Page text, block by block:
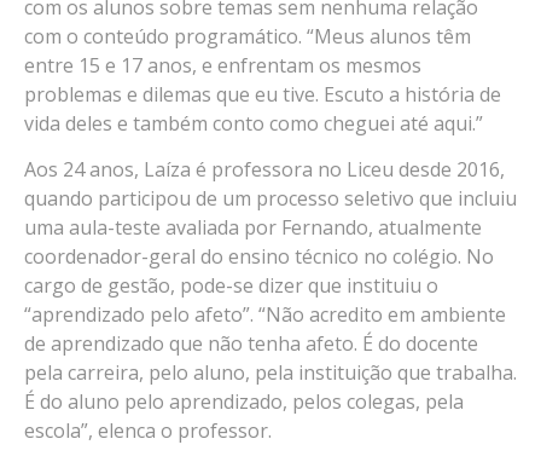
com os alunos sobre temas sem nenhuma relação
com o conteúdo programático. “Meus alunos têm
entre 15 e 17 anos, e enfrentam os mesmos
problemas e dilemas que eu tive. Escuto a história de
vida deles e também conto como cheguei até aqui.”
Aos 24 anos, Laíza é professora no Liceu desde 2016,
quando participou de um processo seletivo que incluiu
uma aula-teste avaliada por Fernando, atualmente
coordenador-geral do ensino técnico no colégio. No
cargo de gestão, pode-se dizer que instituiu o
“aprendizado pelo afeto”. “Não acredito em ambiente
de aprendizado que não tenha afeto. É do docente
pela carreira, pelo aluno, pela instituição que trabalha.
É do aluno pelo aprendizado, pelos colegas, pela
escola”, elenca o professor.